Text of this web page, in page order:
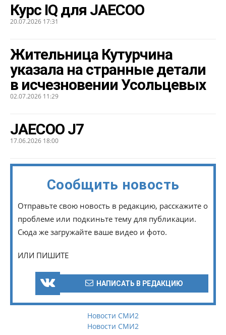
Курс IQ для JAECOO
20.07.2026 17:31
Жительница Кутурчина
указала на странные детали
в исчезновении Усольцевых
02.07.2026 11:29
JAECOO J7
17.06.2026 18:00
Сообщить новость
Отправьте свою новость в редакцию, расскажите о
проблеме или подкиньте тему для публикации.
Сюда же загружайте ваше видео и фото.
ИЛИ ПИШИТЕ
НАПИСАТЬ В РЕДАКЦИЮ
Новости СМИ2
Новости СМИ2